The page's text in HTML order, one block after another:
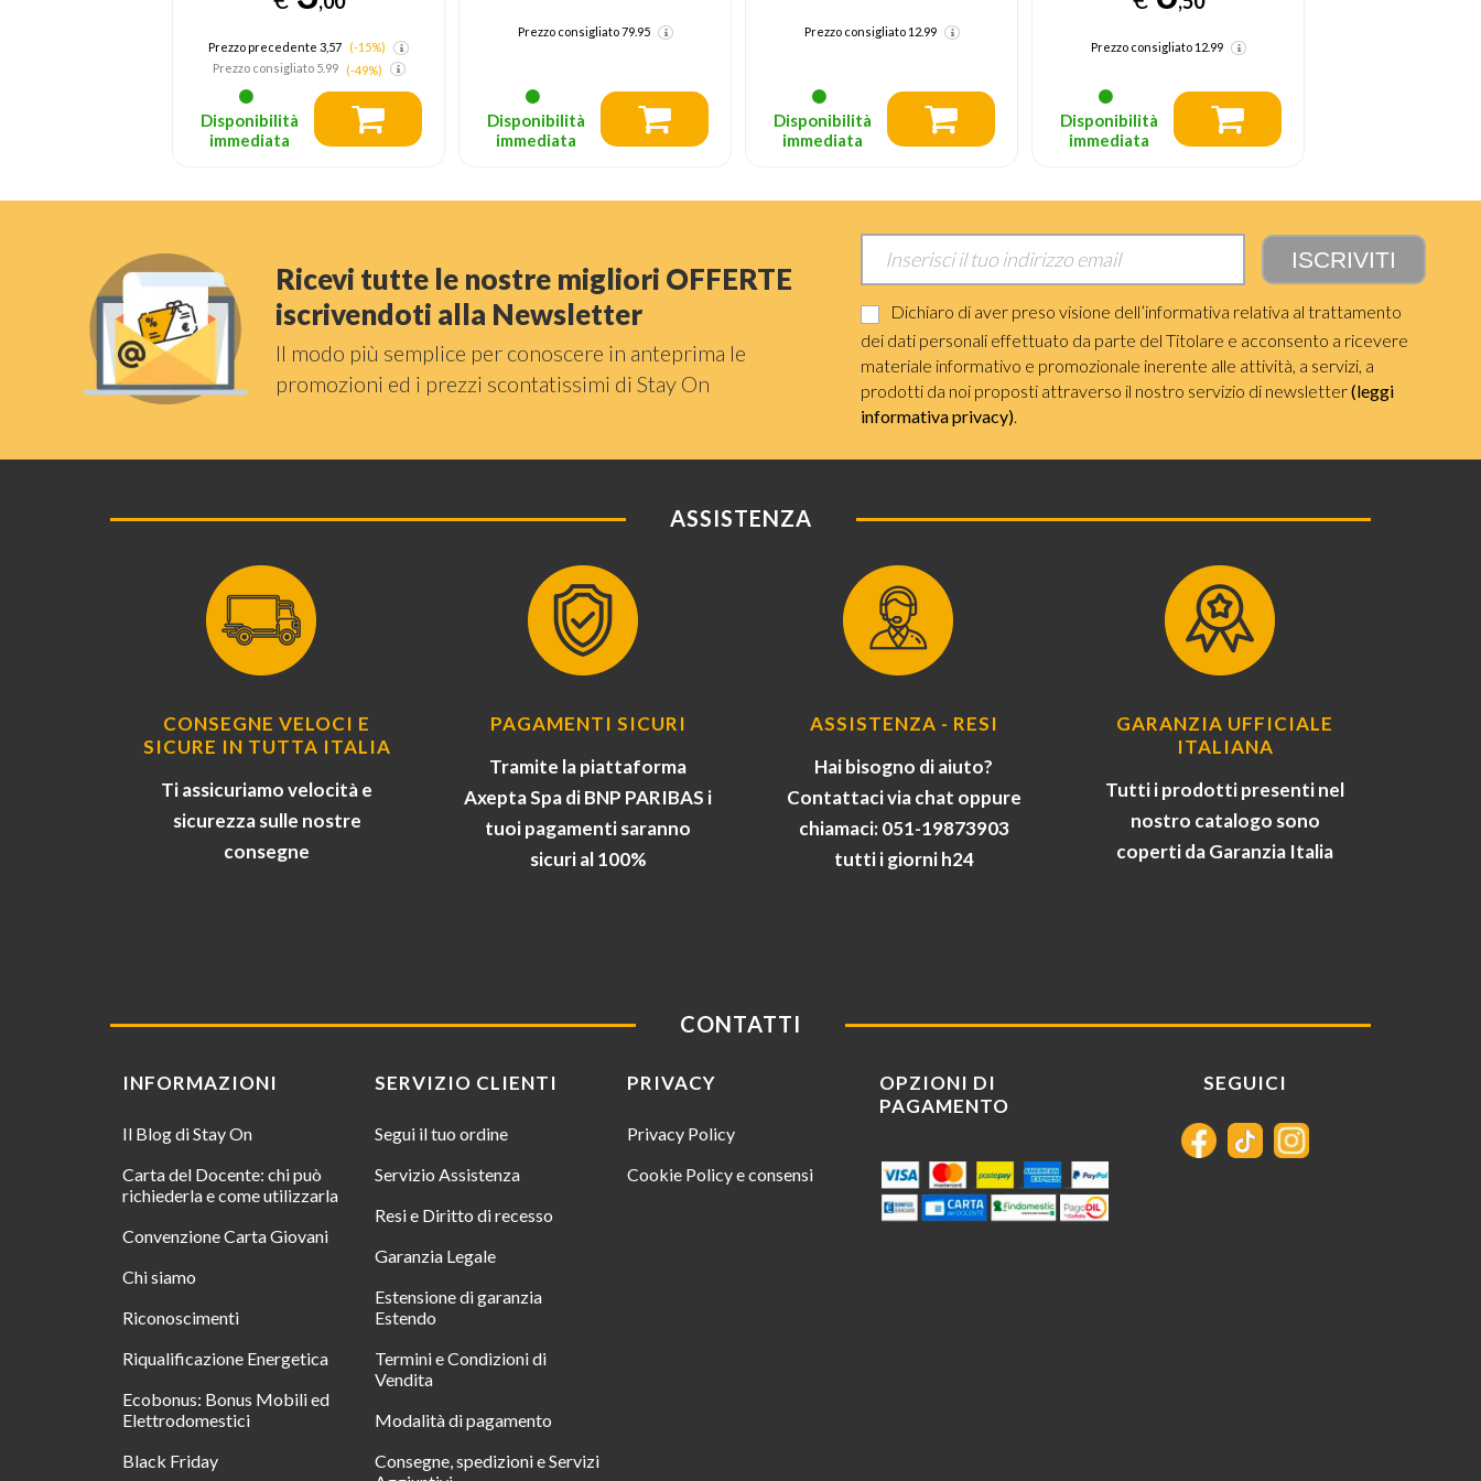
Disponibilità
immediata
Prezzo consigliato12.99
Disponibilità
immediata
Disponibilità
immediata
Disponibilità
immediata
Ricevi tutte le nostre migliori OFFERTE
iscrivendoti alla Newsletter
Il modo più semplice per conoscere in anteprima le
promozioni ed i prezzi scontatissimi di Stay On
Dichiaro di aver preso visione dell’informativa relativa al trattamento
dei dati personali effettuato da parte del Titolare e acconsento a ricevere
materiale informativo e promozionale inerente alle attività, a servizi, a
prodotti da noi proposti attraverso il nostro servizio di newsletter(leggi
informativa privacy).
ASSISTENZA
CONSEGNE VELOCI E
SICURE IN TUTTA ITALIA
Ti assicuriamo velocità e
sicurezza sulle nostre
consegne
PAGAMENTI SICURI
Tramite la piattaforma
Axepta Spa di BNP PARIBAS i
tuoi pagamenti saranno
sicuri al 100%
ASSISTENZA - RESI
Hai bisogno di aiuto?
Contattaci via chat oppure
chiamaci: 051-19873903
tutti i giorni h24
GARANZIA UFFICIALE
ITALIANA
Tutti i prodotti presenti nel
nostro catalogo sono
coperti da Garanzia Italia
CONTATTI
INFORMAZIONI
Il Blog di Stay On
Carta del Docente: chi può
richiederla e come utilizzarla
Convenzione Carta Giovani
Chi siamo
Riconoscimenti
Riqualificazione Energetica
Ecobonus: Bonus Mobili ed
Elettrodomestici
Black Friday
SERVIZIO CLIENTI
Segui il tuo ordine
Servizio Assistenza
Resi e Diritto di recesso
Garanzia Legale
Estensione di garanzia
Estendo
Termini e Condizioni di
Vendita
Modalità di pagamento
Consegne, spedizioni e Servizi
PRIVACY
Privacy Policy
Cookie Policy e consensi
OPZIONI DI
PAGAMENTO
SEGUICI